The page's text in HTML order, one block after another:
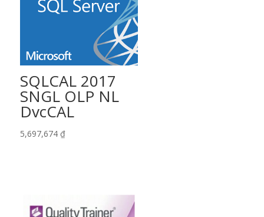
SQLCAL 2017
SNGL OLP NL
DvcCAL
5,697,674 ₫